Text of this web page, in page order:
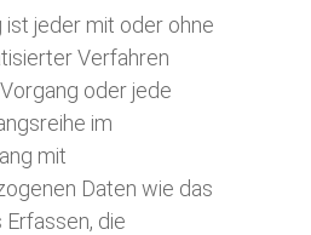
ist jeder mit oder ohne
Verfahren
oder jede
im
mit
Daten wie das
Erfassen, die